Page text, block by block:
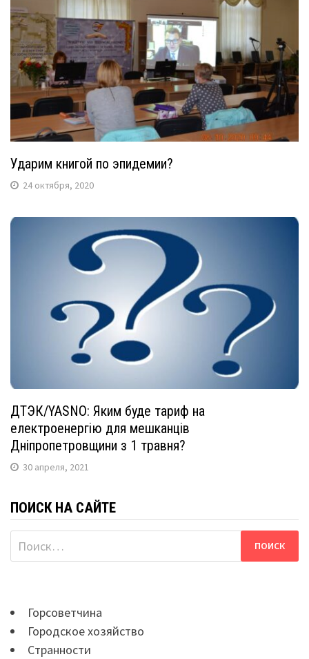
Ударим книгой по эпидемии?
24 октября, 2020
ДТЭК/YASNO: Яким буде тариф на
електроенергію для мешканців
Дніпропетровщини з 1 травня?
30 апреля, 2021
ПОИСК НА САЙТЕ
Найти:
Горсоветчина
Городское хозяйство
Странности